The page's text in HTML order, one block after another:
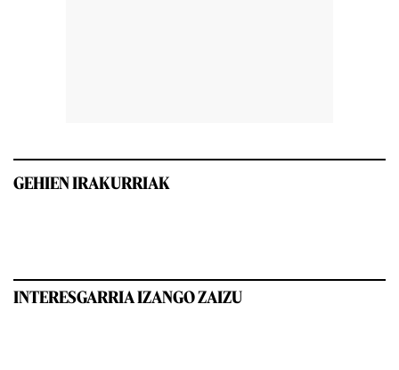
GEHIEN IRAKURRIAK
INTERESGARRIA IZANGO ZAIZU